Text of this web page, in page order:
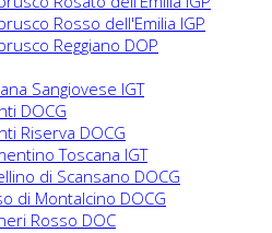
Rosso dell'Emilia IGP
Reggiano DOP
Sangiovese IGT
DOCG
Riserva DOCG
Toscana IGT
di Scansano DOCG
di Montalcino DOCG
Rosso DOC